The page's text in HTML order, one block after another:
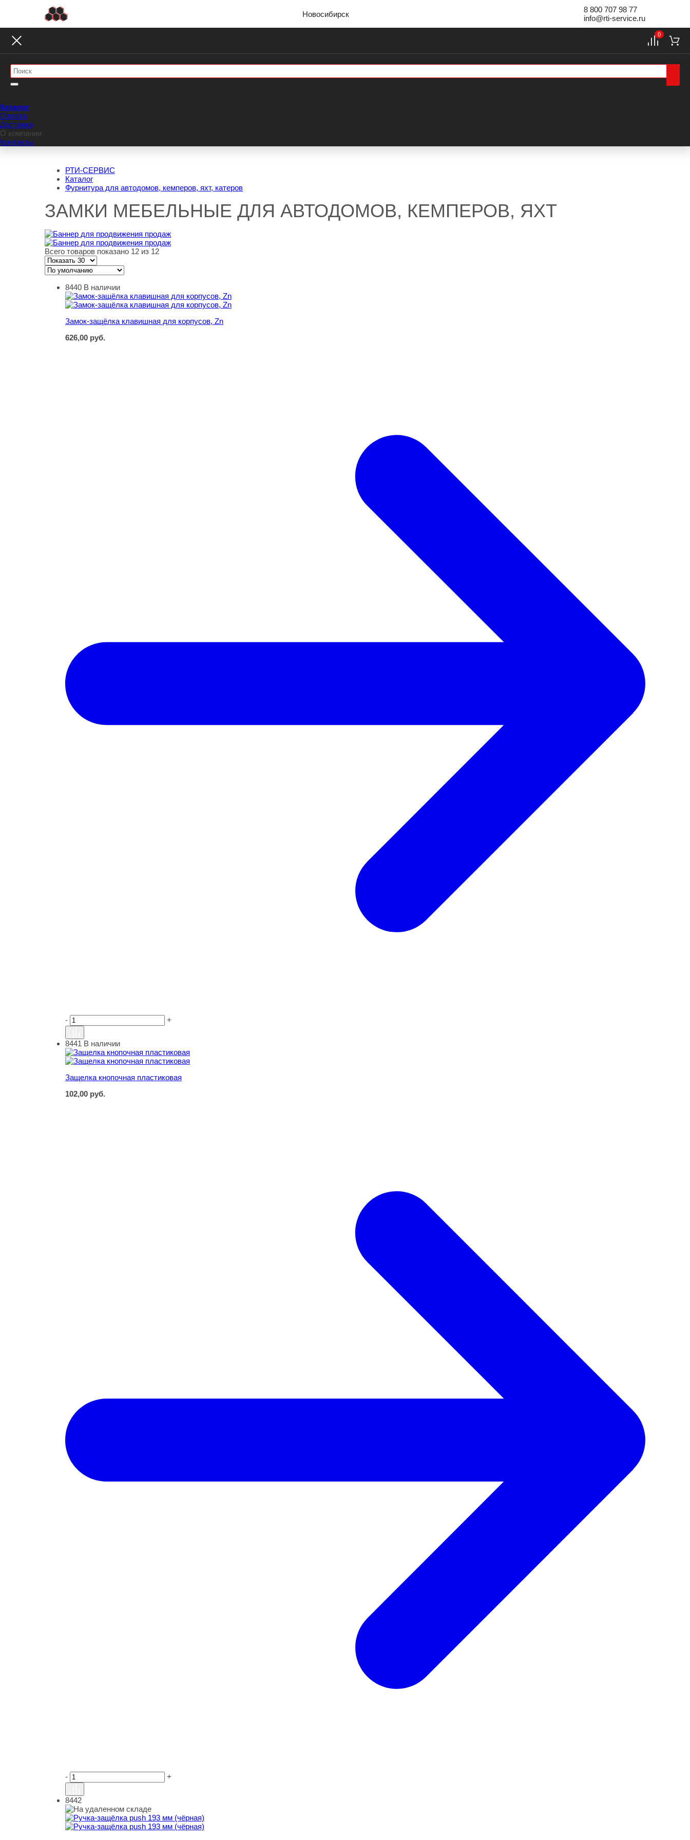
Новосибирск
8 800 707 98 77
info@rti-service.ru
Каталог
Оплата
Доставка
О компании
Контакты
0
РТИ-СЕРВИС
Каталог
Фурнитура для автодомов, кемперов, яхт, катеров
ЗАМКИ МЕБЕЛЬНЫЕ ДЛЯ АВТОДОМОВ, КЕМПЕРОВ, ЯХТ
Всего товаров показано 12 из 12
Замок-защёлка клавишная для корпусов, Zn
8440 В наличии
Замок-защёлка клавишная для корпусов, Zn
626,00 руб.
- +
Защелка кнопочная пластиковая
8441 В наличии
Защелка кнопочная пластиковая
102,00 руб.
- +
Ручка-защёлка push 193 мм (чёрная)
8442